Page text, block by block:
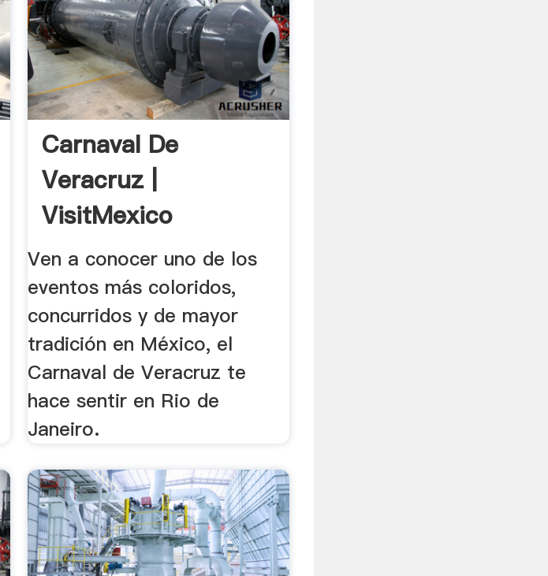
Carnaval De
Veracruz |
VisitMexico
Ven a conocer uno de los
eventos más coloridos,
concurridos y de mayor
tradición en México, el
Carnaval de Veracruz te
hace sentir en Rio de
Janeiro.